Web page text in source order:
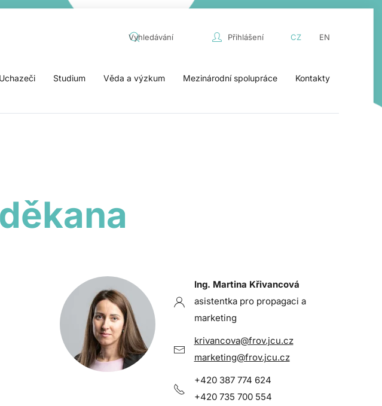
Přihlášení CZ EN
Uchazeči Studium Věda a výzkum Mezinárodní spolupráce Kontakty
Ing. Martina Křivancová
asistentka pro propagaci a
marketing
krivancova@frov.jcu.cz
marketing@frov.jcu.cz
+420 387 774 624
+420 735 700 554